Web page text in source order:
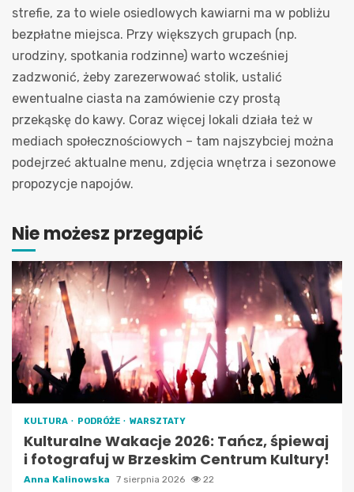
strefie, za to wiele osiedlowych kawiarni ma w pobliżu
bezpłatne miejsca. Przy większych grupach (np.
urodziny, spotkania rodzinne) warto wcześniej
zadzwonić, żeby zarezerwować stolik, ustalić
ewentualne ciasta na zamówienie czy prostą
przekąskę do kawy. Coraz więcej lokali działa też w
mediach społecznościowych – tam najszybciej można
podejrzeć aktualne menu, zdjęcia wnętrza i sezonowe
propozycje napojów.
Nie możesz przegapić
KULTURA PODRÓŻE WARSZTATY
Kulturalne Wakacje 2026: Tańcz, śpiewaj
i fotografuj w Brzeskim Centrum Kultury!
Anna Kalinowska 7 sierpnia 2026 22